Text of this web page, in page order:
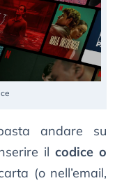
andare su
il codice o
(o nell’email,